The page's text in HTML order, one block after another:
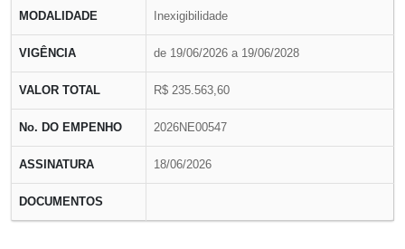
MODALIDADE Inexigibilidade
VIGÊNCIA de 19/06/2026 a 19/06/2028
VALOR TOTAL R$ 235.563,60
No. DO EMPENHO 2026NE00547
ASSINATURA 18/06/2026
DOCUMENTOS